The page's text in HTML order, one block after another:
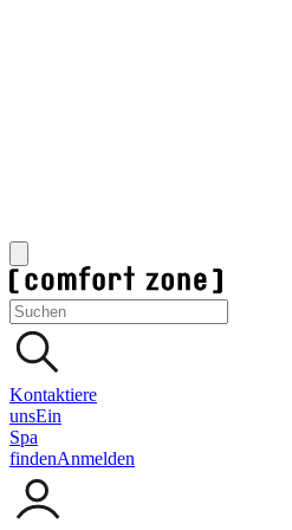
Kontaktiere
unsEin
Spa
findenAnmelden